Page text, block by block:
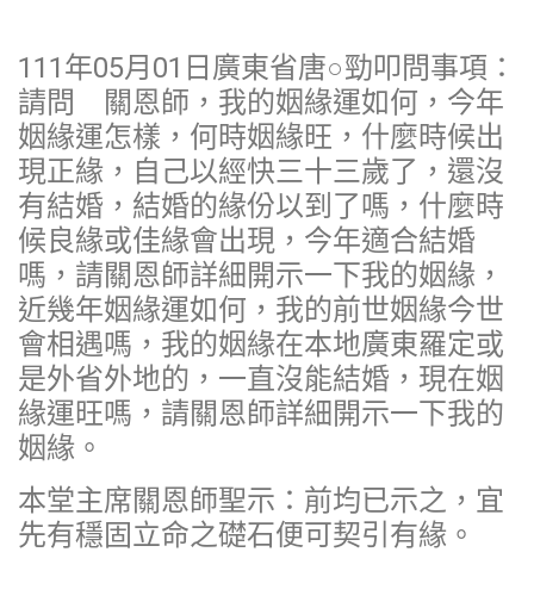
111年05月01日廣東省唐○勁叩問事項：
請問 關恩師，我的姻緣運如何，今年
姻緣運怎樣，何時姻緣旺，什麼時候出
現正緣，自己以經快三十三歲了，還沒
有結婚，結婚的緣份以到了嗎，什麼時
候良緣或佳緣會出現，今年適合結婚
嗎，請關恩師詳細開示一下我的姻緣，
近幾年姻緣運如何，我的前世姻緣今世
會相遇嗎，我的姻緣在本地廣東羅定或
是外省外地的，一直沒能結婚，現在姻
緣運旺嗎，請關恩師詳細開示一下我的
姻緣。
本堂主席關恩師聖示：前均已示之，宜
先有穩固立命之礎石便可契引有緣。